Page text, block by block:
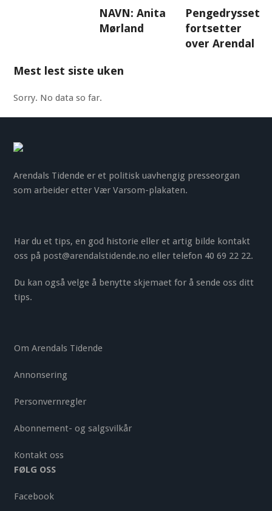
NAVN: Anita
Mørland
Pengedrysset
fortsetter
over Arendal
Mest lest siste uken
Sorry. No data so far.
Arendals Tidende er et politisk uavhengig presseorgan
som arbeider etter Vær Varsom-plakaten.
Har du et tips, en god historie eller et artig bilde kontakt
oss på post@arendalstidende.no eller telefon 40 69 22 22.
Du kan også velge å benytte skjemaet for å sende oss ditt
tips.
Om Arendals Tidende
Annonsering
Personvernregler
Abonnement- og salgsvilkår
Kontakt oss
FØLG OSS
Facebook